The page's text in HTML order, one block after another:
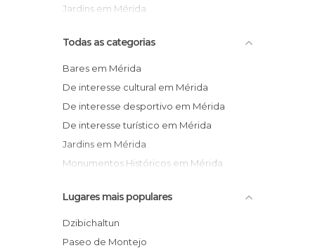
Jardins em Mérida
Todas as categorias
Bares em Mérida
De interesse cultural em Mérida
De interesse desportivo em Mérida
De interesse turístico em Mérida
Jardins em Mérida
Monumentos Históricos em Mérida
Praias em Mérida
Reservas Naturais em Mérida
Ruínas em Mérida
Lugares mais populares
Dzibichaltun
Paseo de Montejo